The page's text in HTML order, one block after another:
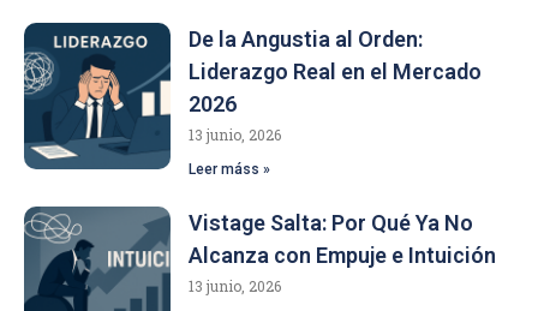
De la Angustia al Orden:
Liderazgo Real en el Mercado
2026
13 junio, 2026
Leer máss »
Vistage Salta: Por Qué Ya No
Alcanza con Empuje e Intuición
13 junio, 2026